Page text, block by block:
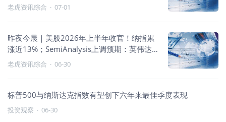
发出类似手机的AI原型机
老虎资讯综合 · 07-01
昨夜今晨｜美股2026年上半年收官！纳指累
涨近13%；SemiAnalysis上调预期：英伟达
数据中心收入或大幅超市场预期
老虎资讯综合 · 06-30
标普500与纳斯达克指数有望创下六年来最佳季度表现
投资观察 · 06-30